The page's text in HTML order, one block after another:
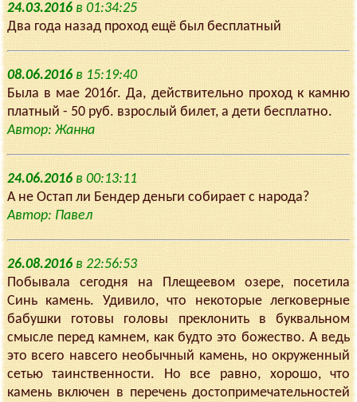
24.03.2016в 01:34:25
Два года назад проход ещё был бесплатный
08.06.2016в 15:19:40
Была в мае 2016г. Да, действительно проход к камню
платный - 50 руб. взрослый билет, а дети бесплатно.
Автор: Жанна
24.06.2016в 00:13:11
А не Остап ли Бендер деньги собирает с народа?
Автор: Павел
26.08.2016в 22:56:53
Побывала сегодня на Плещеевом озере, посетила
Синь камень. Удивило, что некоторые легковерные
бабушки готовы головы преклонить в буквальном
смысле перед камнем, как будто это божество. А ведь
это всего навсего необычный камень, но окруженный
сетью таинственности. Но все равно, хорошо, что
камень включен в перечень достопримечательностей